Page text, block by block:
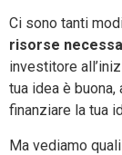
Ci sono tanti
risorse
investitore
tua idea è
finanziare la tua
Ma vediamo